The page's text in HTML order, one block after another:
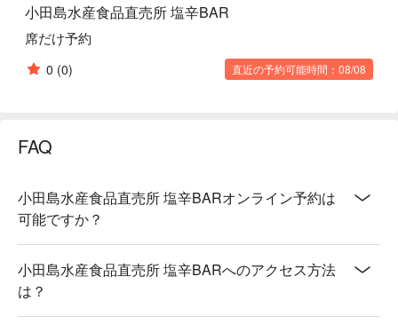
provides a casual, welcoming environment for travelers
seeking local specialties. Reserve via FunNow to avoid waiting
and enjoy a smooth tasting experience.
小田島水産食品直売所 塩辛BAR
席だけ予約
0 (0) 直近の予約可能時間：08/08
FAQ
小田島水産食品直売所 塩辛BARオンライン予約は
可能ですか？
小田島水産食品直売所 塩辛BARへのアクセス方法
は？